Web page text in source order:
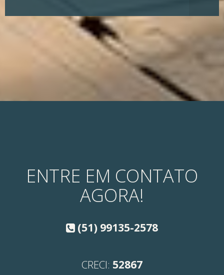
ENTRE EM CONTATO
AGORA!
(51) 99135-2578
CRECI: 52867